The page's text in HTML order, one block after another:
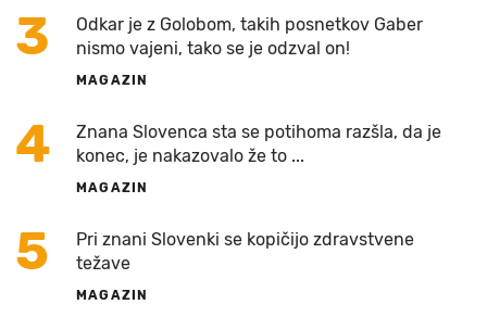
3
Odkar je z Golobom, takih posnetkov Gaber
nismo vajeni, tako se je odzval on!
MAGAZIN
4
Znana Slovenca sta se potihoma razšla, da je
konec, je nakazovalo že to ...
MAGAZIN
5
Pri znani Slovenki se kopičijo zdravstvene
težave
MAGAZIN